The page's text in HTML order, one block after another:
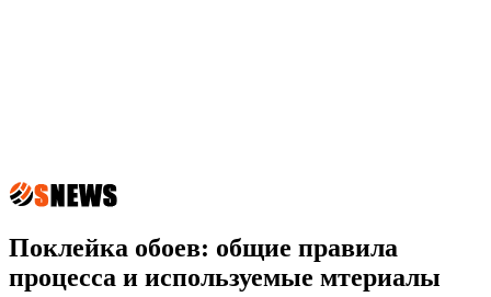
Поклейка обоев: общие правила
процесса и используемые мтериалы